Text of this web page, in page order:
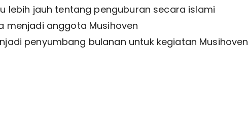
lebih jauh tentang penguburan secara islami
menjadi anggota Musihoven
penyumbang bulanan untuk kegiatan Musihoven